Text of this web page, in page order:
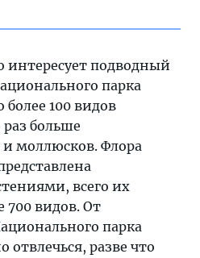
интересует подводный
парка
100 видов
больше
и моллюсков. Флора
всего их
700 видов. От
парка
разве что